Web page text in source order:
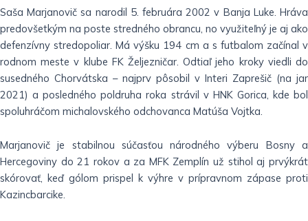
Saša Marjanovič sa narodil 5. februára 2002 v Banja Luke. Hráva
predovšetkým na poste stredného obrancu, no využiteľný je aj ako
defenzívny stredopoliar. Má výšku 194 cm a s futbalom začínal v
rodnom meste v klube FK Željezničar. Odtiaľ jeho kroky viedli do
susedného Chorvátska – najprv pôsobil v Interi Zaprešič (na jar
2021) a posledného poldruha roka strávil v HNK Gorica, kde bol
spoluhráčom michalovského odchovanca Matúša Vojtka.
Marjanovič je stabilnou súčasťou národného výberu Bosny a
Hercegoviny do 21 rokov a za MFK Zemplín už stihol aj prvýkrát
skórovať, keď gólom prispel k výhre v prípravnom zápase proti
Kazincbarcike.